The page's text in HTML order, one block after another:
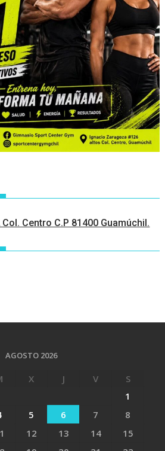
Centro C.P 81400 Guamúchil.
AGOSTO 2026
X J V
S
1
5 6 7
8
12 13 14
15